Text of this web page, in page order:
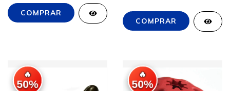
🔥
50%
🔥
50%